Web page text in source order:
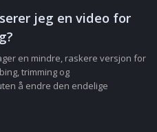
jeg en video for
en mindre, raskere versjon for
trimming og
å endre den endelige